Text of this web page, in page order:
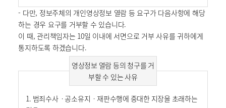
- 다만, 정보주체의 개인영상정보 열람 등 요구가 다음사항에 해당
하는 경우 요구를 거부할 수 있습니다.
이 때, 관리책임자는 10일 이내에 서면으로 거부 사유를 귀하에게
통지하도록 하겠습니다.
영상정보 열람 등의 청구를 거
부할 수 있는 사유
1. 범죄수사ㆍ공소유지ㆍ재판수행에 중대한 지장을 초래하는